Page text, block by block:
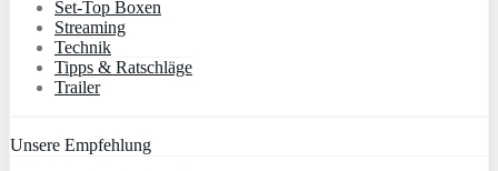
Set-Top Boxen
Streaming
Technik
Tipps & Ratschläge
Trailer
Unsere Empfehlung